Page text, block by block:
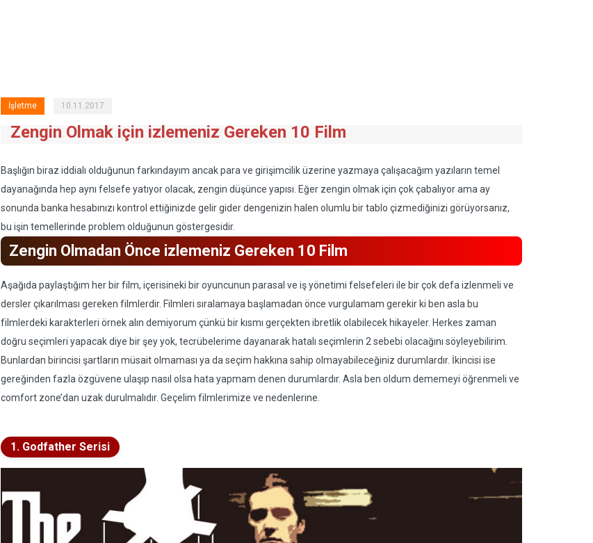
İşletme 10.11.2017
Zengin Olmak için izlemeniz Gereken 10 Film
Başlığın biraz iddialı olduğunun farkındayım ancak para ve girişimcilik üzerine yazmaya çalışacağım yazıların temel
dayanağında hep aynı felsefe yatıyor olacak, zengin düşünce yapısı. Eğer zengin olmak için çok çabalıyor ama ay
sonunda banka hesabınızı kontrol ettiğinizde gelir gider dengenizin halen olumlu bir tablo çizmediğinizi görüyorsanız,
bu işin temellerinde problem olduğunun göstergesidir.
Zengin Olmadan Önce izlemeniz Gereken 10 Film
Aşağıda paylaştığım her bir film, içerisineki bir oyuncunun parasal ve iş yönetimi felsefeleri ile bir çok defa izlenmeli ve
dersler çıkarılması gereken filmlerdir. Filmleri sıralamaya başlamadan önce vurgulamam gerekir ki ben asla bu
filmlerdeki karakterleri örnek alın demiyorum çünkü bir kısmı gerçekten ibretlik olabilecek hikayeler. Herkes zaman
doğru seçimleri yapacak diye bir şey yok, tecrübelerime dayanarak hatalı seçimlerin 2 sebebi olacağını söyleyebilirim.
Bunlardan birincisi şartların müsait olmaması ya da seçim hakkına sahip olmayabileceğiniz durumlardır. İkincisi ise
gereğinden fazla özgüvene ulaşıp nasıl olsa hata yapmam denen durumlardır. Asla ben oldum dememeyi öğrenmeli ve
comfort zone’dan uzak durulmalıdır. Geçelim filmlerimize ve nedenlerine.
1. Godfather Serisi